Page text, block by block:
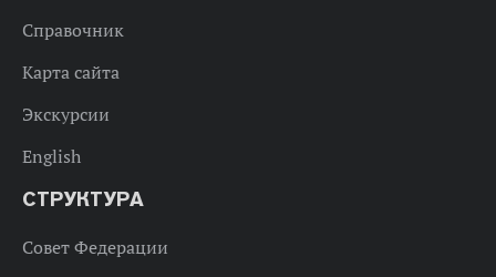
Справочник
Карта сайта
Экскурсии
English
СТРУКТУРА
Совет Федерации